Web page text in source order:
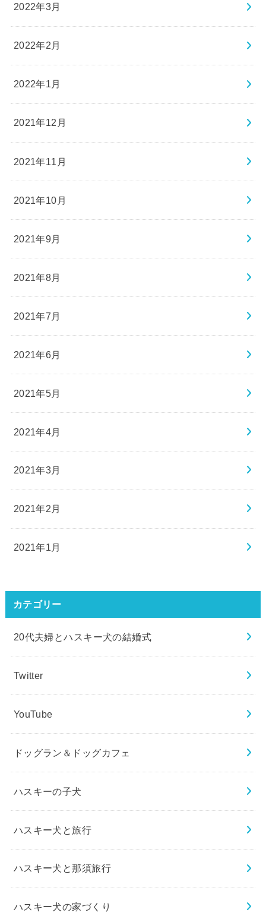
2022年3月
2022年2月
2022年1月
2021年12月
2021年11月
2021年10月
2021年9月
2021年8月
2021年7月
2021年6月
2021年5月
2021年4月
2021年3月
2021年2月
2021年1月
カテゴリー
20代夫婦とハスキー犬の結婚式
Twitter
YouTube
ドッグラン＆ドッグカフェ
ハスキーの子犬
ハスキー犬と旅行
ハスキー犬と那須旅行
ハスキー犬の家づくり